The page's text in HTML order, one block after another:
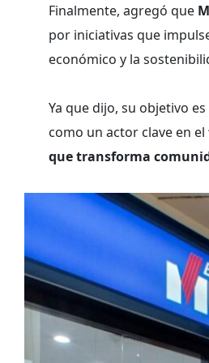
Finalmente, agregó que
por iniciativas que
económico y la
Ya que dijo, su objetivo
como un actor clave en el
que transforma